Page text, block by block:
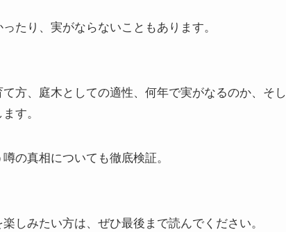
たり、実がならないこともあります。
方、庭木としての適性、何年で実がなるのか、そし
す。
の真相についても徹底検証。
しみたい方は、ぜひ最後まで読んでください。